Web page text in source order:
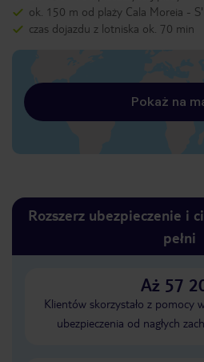
ok. 150 m od plaży Cala Moreia -
czas dojazdu z lotniska ok. 70 min
Pokaż na
Rozszerz ubezpieczenie i
pełni
Aż 57
Klientów skorzystało z pomocy
ubezpieczenia od nagłych